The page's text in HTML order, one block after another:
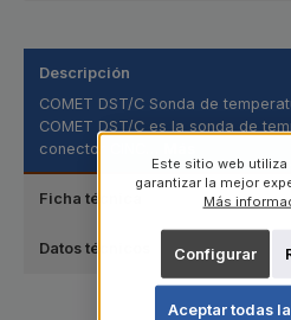
Descripción
COMET DST/C Sonda de
COMET DST/C es la sonda de
conector CINC…
Ficha técnica
Datos técnicos
Este sitio web
garantizar la mejor
Más
Configurar
Aceptar todas